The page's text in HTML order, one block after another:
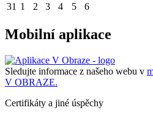
31 1 2 3 4 5 6
Mobilní aplikace
Sledujte informace z našeho webu v
V OBRAZE.
Certifikáty a jiné úspěchy